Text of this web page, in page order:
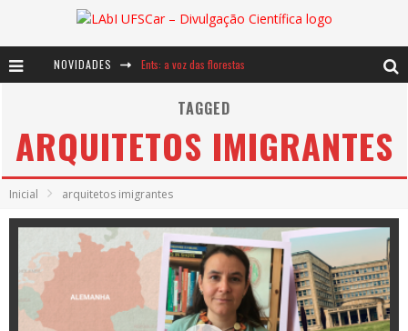
NOVIDADES Ents: a voz das florestas
Notáveis: Bertha Lutz
Baú de Histórias - A jamais imaginada aventura com os moinhos de vento
TAGGED
ARQUITETOS IMIGRANTES
Inicial arquitetos imigrantes